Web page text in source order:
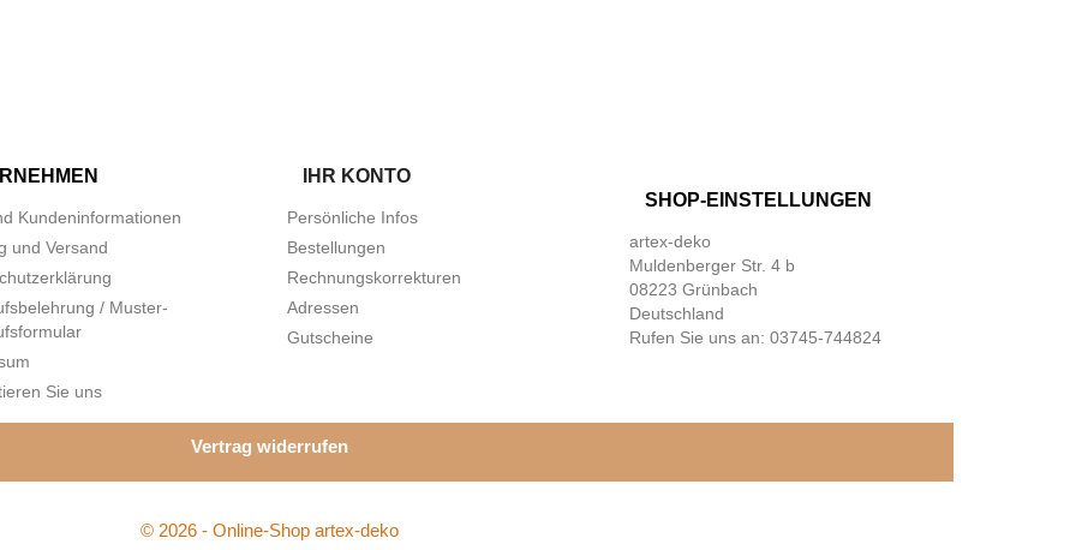
Kundeninformationen
und Versand
/ Muster-
Sie uns
IHR KONTO
Persönliche Infos
Bestellungen
Rechnungskorrekturen
Adressen
Gutscheine
SHOP-EINSTELLUNGEN
artex-deko
Muldenberger Str. 4 b
08223 Grünbach
Deutschland
Rufen Sie uns an: 03745-744824
Vertrag widerrufen
© 2026 - Online-Shop artex-deko